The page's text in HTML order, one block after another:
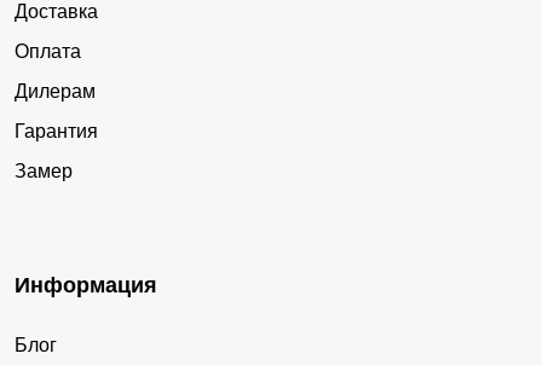
Доставка
Оплата
Дилерам
Гарантия
Замер
Информация
Блог